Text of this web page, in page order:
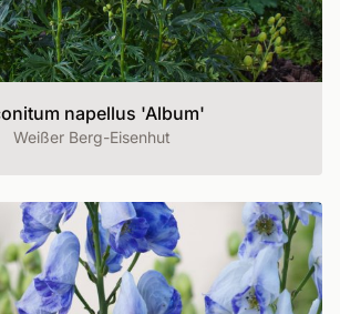
napellus 'Album'
Weißer Berg-Eisenhut